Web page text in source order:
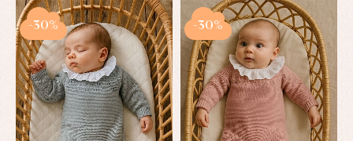
-30% -30%